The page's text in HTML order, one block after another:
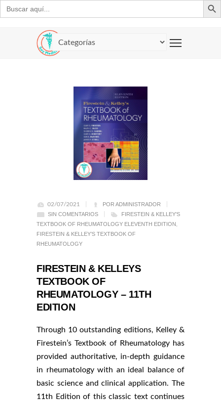
02/07/2021
POR ADMINISTRADOR
SIN COMENTARIOS
FIRESTEIN & KELLEY'S
TEXTBOOK OF RHEUMATOLOGY ELEVENTH EDITION
FIRESTEIN & KELLEY’S TEXTBOOK OF
RHEUMATOLOGY
FIRESTEIN & KELLEYS
TEXTBOOK OF
RHEUMATOLOGY – 11TH
EDITION
Through 10 outstanding editions, Kelley &
Firestein’s Textbook of Rheumatology has
provided authoritative, in-depth guidance
in rheumatology with an ideal balance of
basic science and clinical application. The
11th Edition of this classic text continues